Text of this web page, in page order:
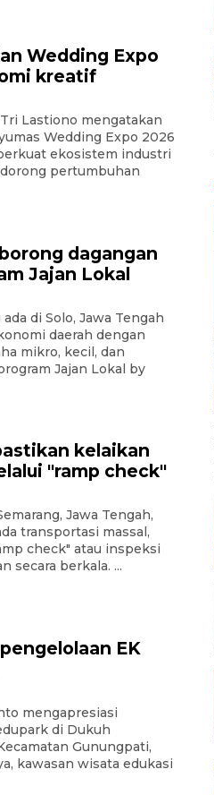
Wedding Expo
kreatif
Lastiono mengatakan
Wedding Expo 2026
ekosistem industri
pertumbuhan
dagangan
Jajan Lokal
di Solo, Jawa Tengah
daerah dengan
mikro, kecil, dan
Jajan Lokal by
kelaikan
"ramp check"
Jawa Tengah,
transportasi massal,
check" atau inspeksi
secara berkala. ...
EK
mengapresiasi
di Dukuh
Gunungpati,
kawasan wisata edukasi